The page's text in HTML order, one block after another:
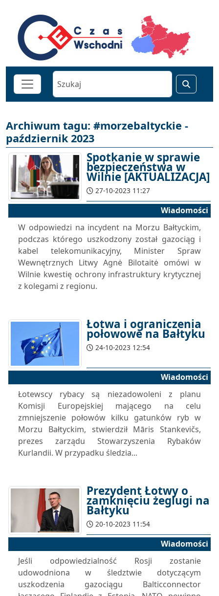
Archiwum tagu: #morzebaltyckie -
październik 2023
Spotkanie w sprawie
bezpieczeństwa w
Wilnie [AKTUALIZACJA]
27-10-2023 11:27
Wiadomości
W odpowiedzi na incydent na Morzu Bałtyckim,
podczas którego uszkodzony został gazociąg i
kabel telekomunikacyjny, Minister Spraw
Wewnętrznych Litwy Agnė Bilotaitė omówi w
Wilnie kwestię ochrony infrastruktury krytycznej
z kolegami z regionu.
Łotwa i ograniczenia
połowowe na Bałtyku
24-10-2023 12:54
Wiadomości
Łotewscy rybacy są niezadowoleni z planu
Komisji Europejskiej mającego na celu
zmniejszenie połowów kilku gatunków ryb w
Morzu Bałtyckim, stwierdził Māris Stankevičs,
prezes zarządu Stowarzyszenia Rybaków
Kurlandii. W przypadku śledzia...
Prezydent Łotwy o
zamknięciu żeglugi na
Bałtyku
20-10-2023 11:54
Wiadomości
Jeśli odpowiedzialność Rosji zostanie
udowodniona w śledztwie dotyczącym
uszkodzenia gazociągu Balticconnector